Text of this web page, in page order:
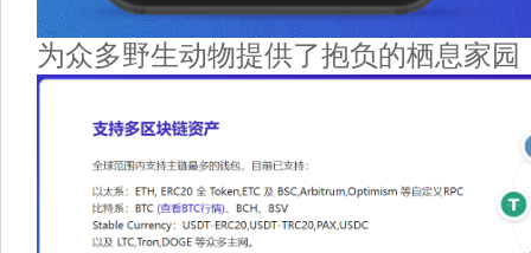
为众多野生动物提供了抱负的栖息家